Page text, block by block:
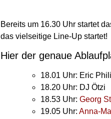
Bereits um 16.30 Uhr startet
das vielseitige Line-Up startet!
Hier der genaue
18.01 Uhr: Eric
18.20 Uhr: DJ Ötzi
18.53 Uhr: Georg
19.05 Uhr: Anna-